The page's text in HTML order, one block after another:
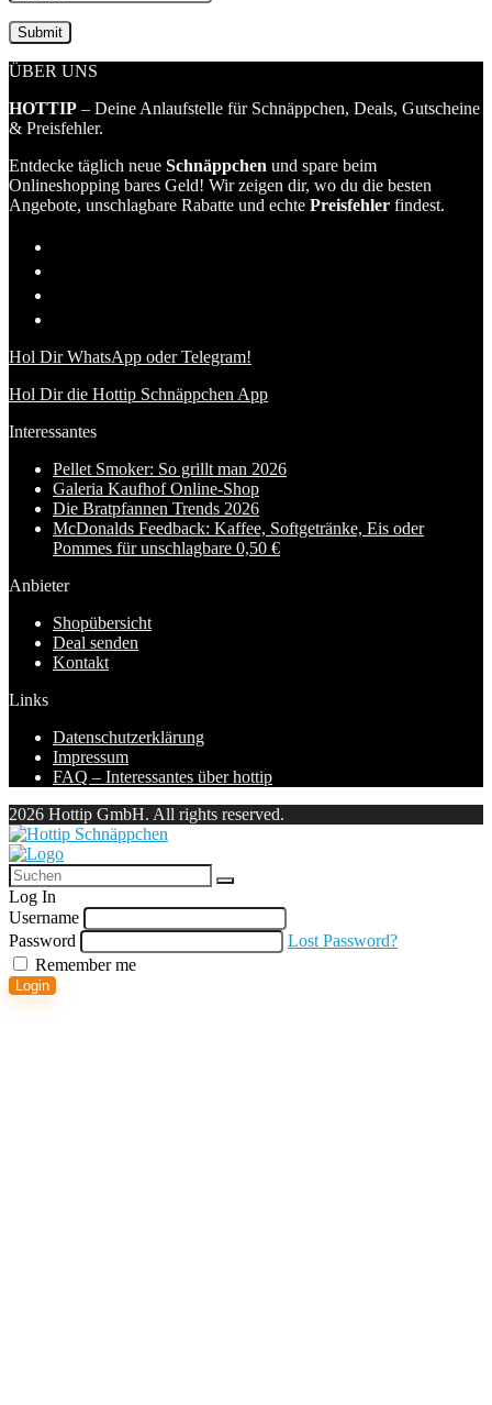
ÜBER UNS
HOTTIP – Deine Anlaufstelle für Schnäppchen, Deals, Gutscheine
& Preisfehler.
Entdecke täglich neue Schnäppchen und spare beim
Onlineshopping bares Geld! Wir zeigen dir, wo du die besten
Angebote, unschlagbare Rabatte und echte Preisfehler findest.
Hol Dir WhatsApp oder Telegram!
Hol Dir die Hottip Schnäppchen App
Interessantes
Pellet Smoker: So grillt man 2026
Galeria Kaufhof Online-Shop
Die Bratpfannen Trends 2026
McDonalds Feedback: Kaffee, Softgetränke, Eis oder
Pommes für unschlagbare 0,50 €
Anbieter
Shopübersicht
Deal senden
Kontakt
Links
Datenschutzerklärung
Impressum
FAQ – Interessantes über hottip
2026 Hottip GmbH. All rights reserved.
Log In
Username
Password
Lost Password?
Remember me
Login